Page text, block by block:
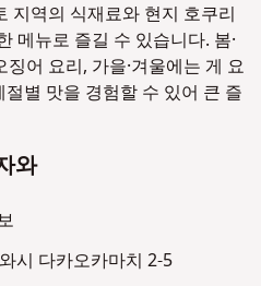
지역의 식재료와 현지 호쿠리
메뉴로 즐길 수 있습니다. 봄·
어 요리, 가을·겨울에는 게 요
별 맛을 경험할 수 있어 큰 즐
와
시 다카오카마치 2-5